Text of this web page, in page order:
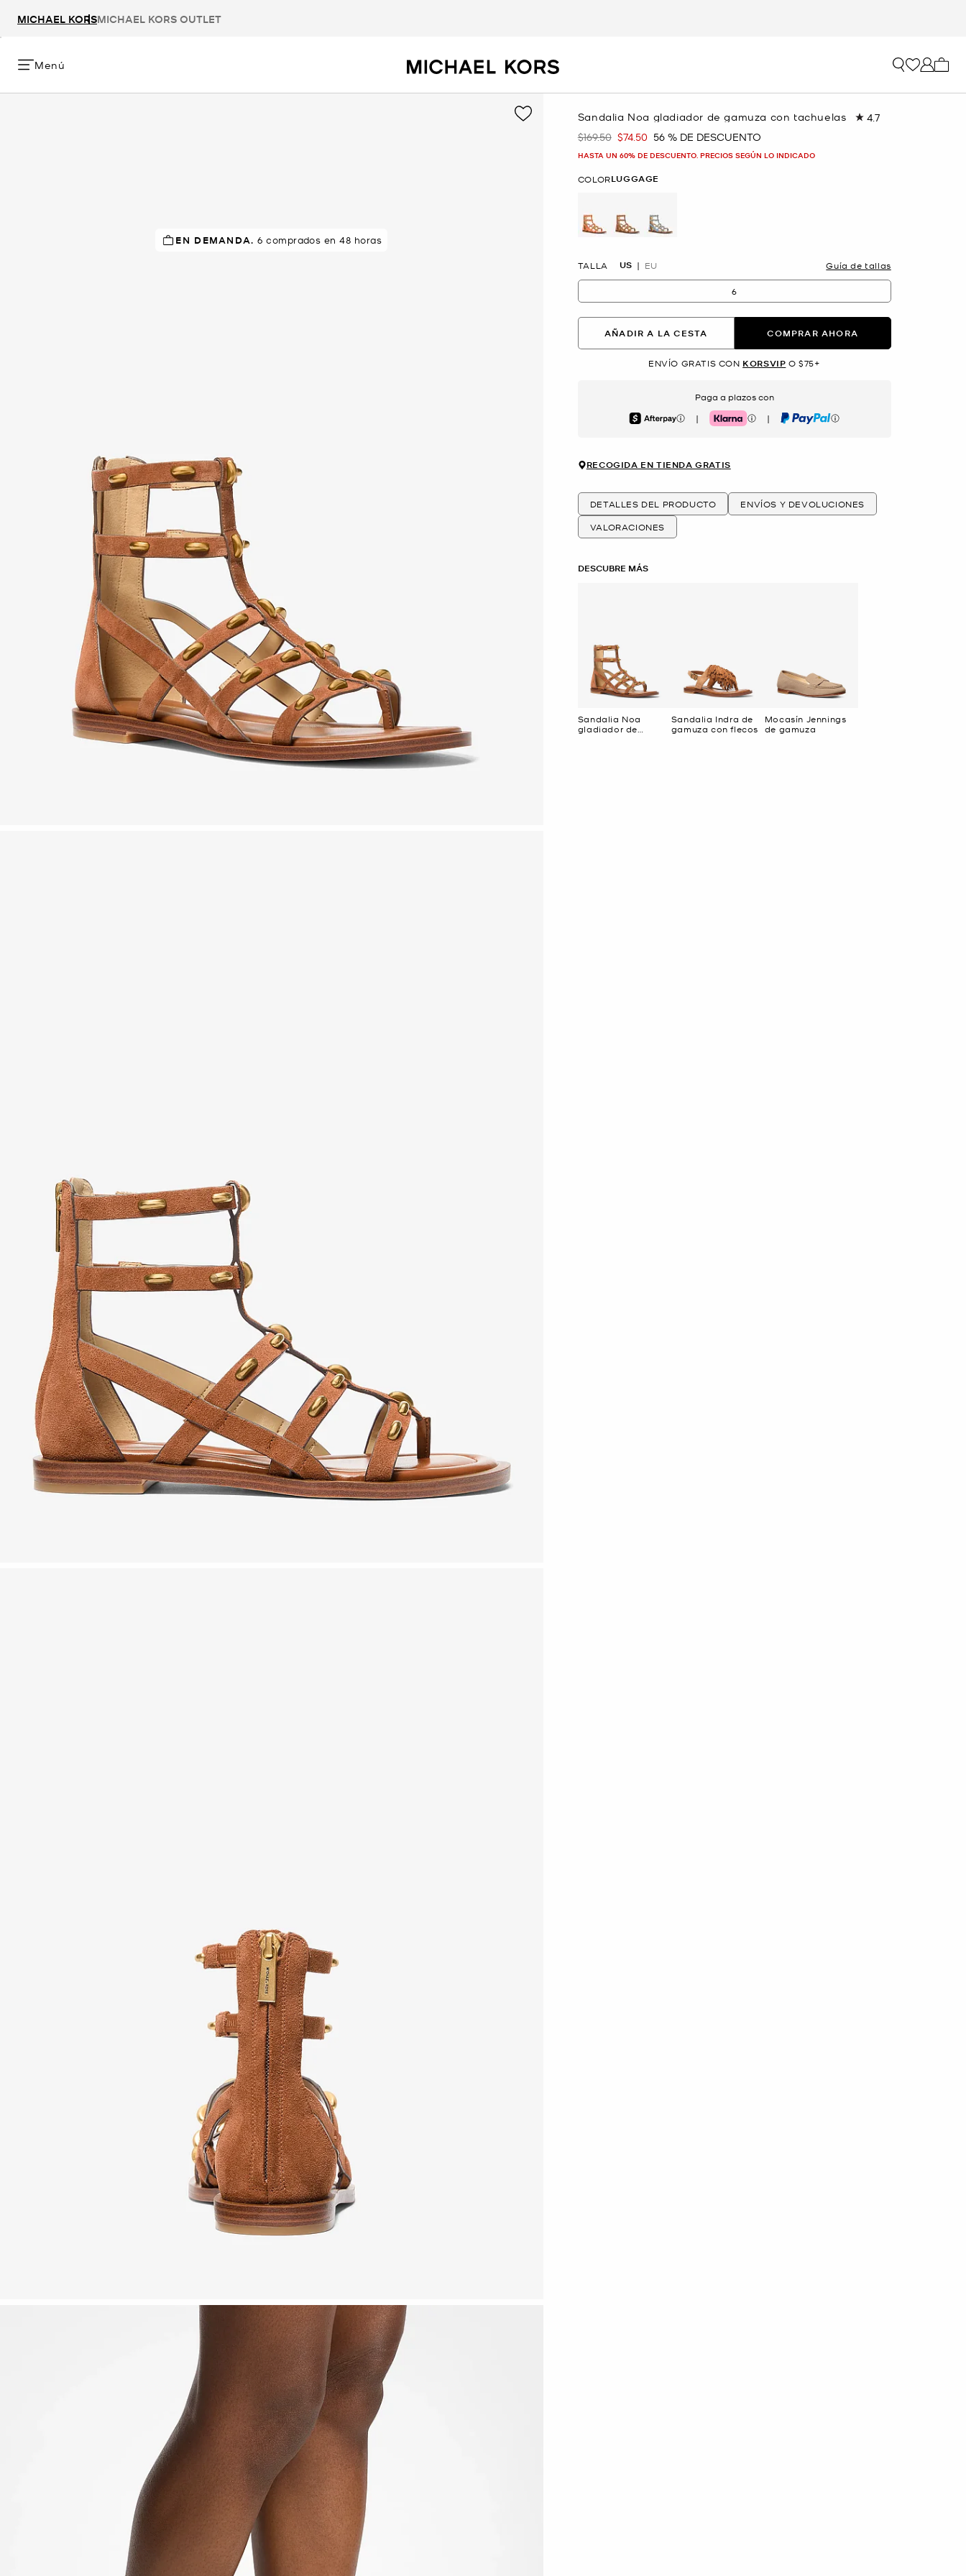
MICHAEL KORSMICHAEL KORS OUTLET
Menú
MEJOR VALORADO
EN DEMANDA. 6 comprados en 48 horas
Sandalia Noa gladiador de gamuza con tachuelas 4.7
Era
$169.50 Ahora
$74.50 56 % DE DESCUENTO
HASTA UN 60% DE DESCUENTO. PRECIOS SEGÚN LO INDICADO
COLORLUGGAGE
TALLA US EU Guía de tallas
6
AÑADIR A LA CESTA COMPRAR AHORA
ENVÍO GRATIS CON KORSVIP O $75+
Paga a plazos con
Afterpay | Klarna | PayPal
RECOGIDA EN TIENDA GRATIS
DETALLES DEL PRODUCTO
ENVÍOS Y DEVOLUCIONES
VALORACIONES
DESCUBRE MÁS
Sandalia Noa
gladiador de
Sandalia Indra de
gamuza con flecos
Mocasín Jennings
de gamuza